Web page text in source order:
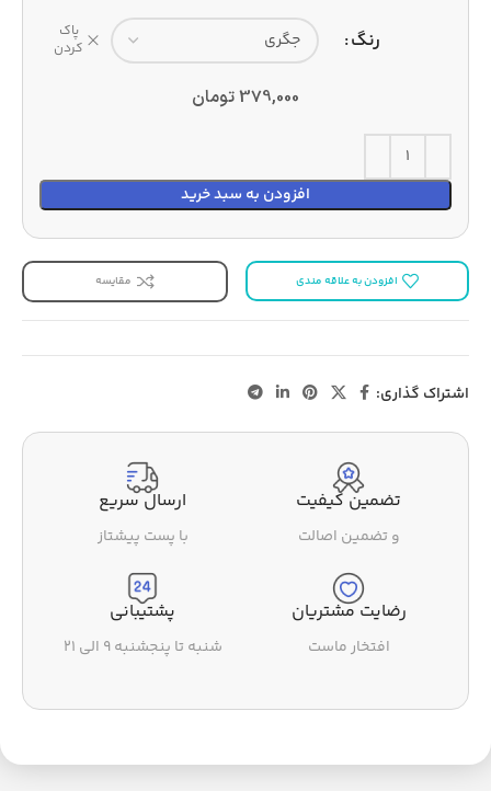
رنگ
پاک
کردن
379,000تومان
افزودن به سبد خرید
افزودن به علاقه مندی مقایسه
اشتراک گذاری:
تضمین کیفیت
و تضمین اصالت
ارسال سریع
با پست پیشتاز
رضایت مشتریان
افتخار ماست
پشتیبانی
شنبه تا پنجشنبه ۹ الی ۲۱